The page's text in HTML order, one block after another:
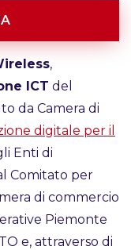
,
ICT del
da Camera di
digitale per il
Enti di
Comitato per
di commercio
Piemonte
e, attraverso di